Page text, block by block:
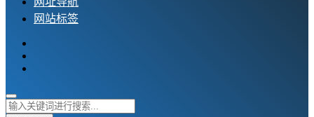
网站标签